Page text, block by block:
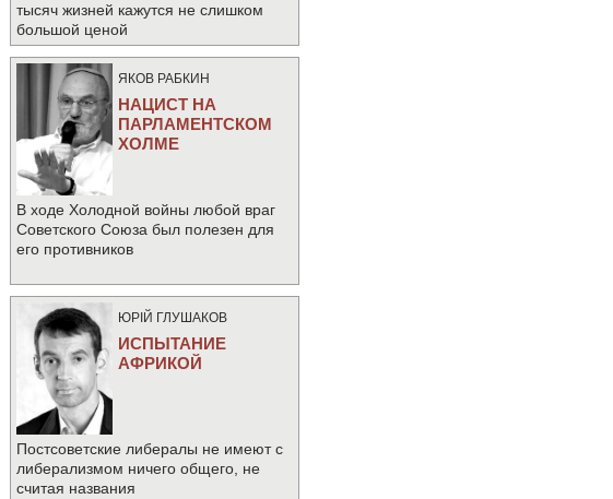
тысяч жизней кажутся не слишком
большой ценой
ЯКОВ РАБКИН
НАЦИСТ НА
ПАРЛАМЕНТСКОМ
ХОЛМЕ
В ходе Холодной войны любой враг
Советского Союза был полезен для
его противников
ЮРIЙ ГЛУШАКОВ
ИСПЫТАНИЕ
АФРИКОЙ
Постсоветские либералы не имеют с
либерализмом ничего общего, не
считая названия